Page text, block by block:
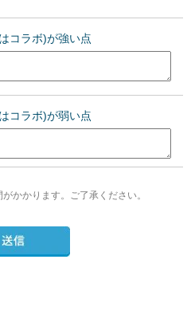
コラボ)が強い点
コラボ)が弱い点
かかります。ご了承ください。